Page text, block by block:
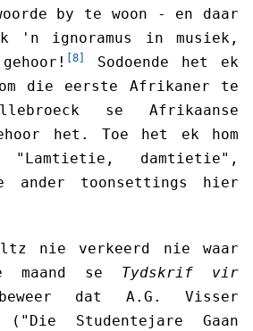
by te woon - en daar
ignoramus in musiek,
[8]
Sodoende het ek
die eerste Afrikaner te
se Afrikaanse
het. Toe het ek hom
damtietie",
ander toonsettings hier
nie verkeerd nie waar
maand se Tydskrif vir
dat A.G. Visser
("Die Studentejare Gaan